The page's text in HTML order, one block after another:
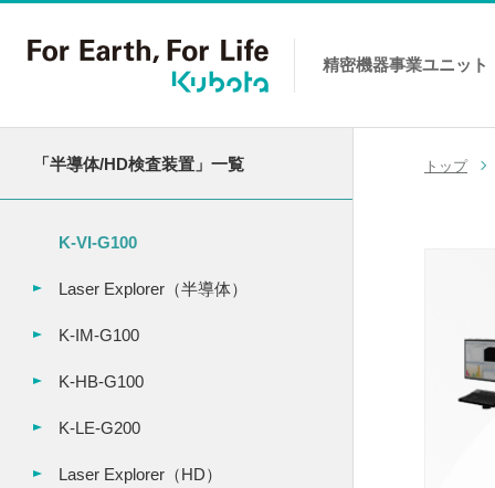
精密機器事業ユニット
「半導体/HD検査装置」一覧
K-VI-G100
Laser Explorer（半導体）
K-IM-G100
K-HB-G100
K-LE-G200
Laser Explorer（HD）
トップ